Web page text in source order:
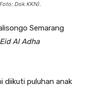
Dok KKN).
Semarang
Eid Al Adha
diikuti puluhan anak